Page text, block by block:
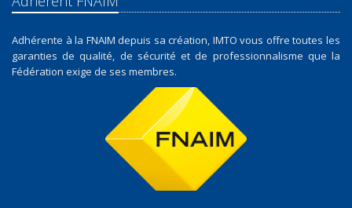
Adhérente à la FNAIM depuis sa création, IMTO vous offre toutes les
garanties de qualité, de sécurité et de professionnalisme que la
Fédération exige de ses membres.